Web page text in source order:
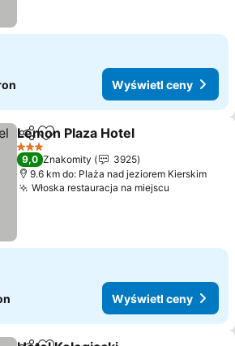
Wyświetl ceny
Udostępnij
Dodaj do ulubionych
Lemon Plaza Hotel
3 Kategoria
9,0 Znakomity
3925
9.6 km do: Plaża nad jeziorem Kierskim
Włoska restauracja na miejscu
Wyświetl ceny